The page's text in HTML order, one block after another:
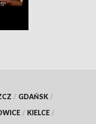
/ GDAŃSK /
/ KIELCE /